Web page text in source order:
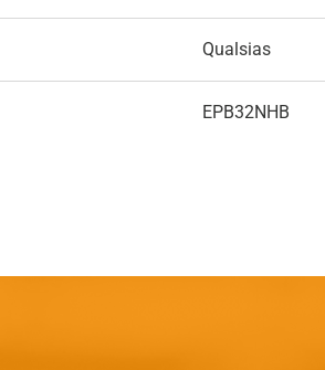
Qualsias
EPB32NHB